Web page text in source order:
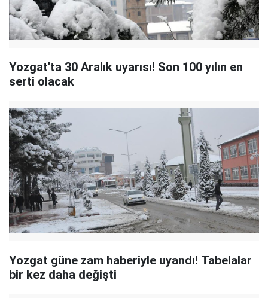
Yozgat'ta 30 Aralık uyarısı! Son 100 yılın en
serti olacak
Yozgat güne zam haberiyle uyandı! Tabelalar
bir kez daha değişti